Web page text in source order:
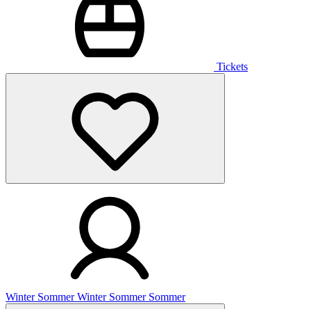
Tickets
Winter Sommer Winter Sommer Sommer